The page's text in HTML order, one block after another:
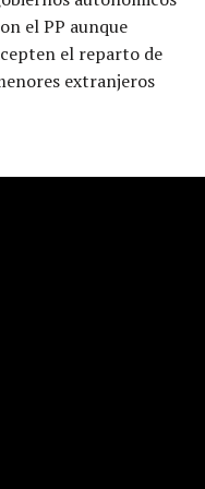
el PP aunque
el reparto de
extranjeros